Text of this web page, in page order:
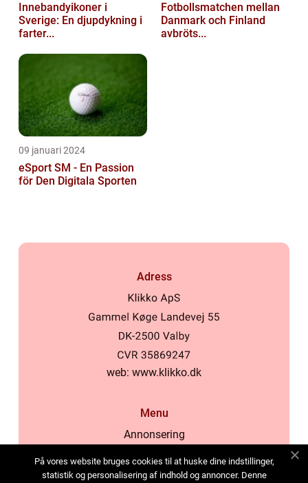
Innebandyikoner i
Sverige: En djupdykning i
farter...
Fotbollsmatchen mellan
Danmark och Finland
avbröts...
09 januari 2024
eSport SM - En Passion
för Den Digitala Sporten
Adress
web: www.klikko.dk
Menu
Annonsering
Cookies
På vores website bruges cookies til at huske dine indstillinger,
statistik og personalisering af indhold og annoncer. Denne